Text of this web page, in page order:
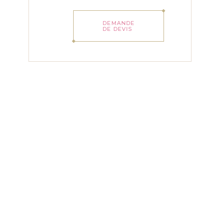
DEMANDE
DE DEVIS